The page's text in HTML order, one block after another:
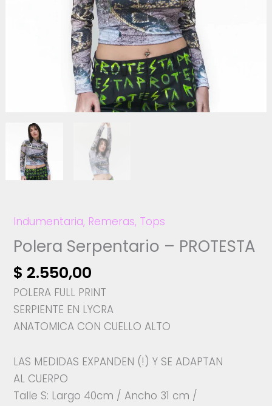
Indumentaria, Remeras, Tops
Polera Serpentario – PROTESTA
$ 2.550,00
POLERA FULL PRINT
SERPIENTE EN LYCRA
ANATOMICA CON CUELLO ALTO
LAS MEDIDAS EXPANDEN (!) Y SE ADAPTAN
AL CUERPO
Talle S: Largo 40cm / Ancho 31 cm /